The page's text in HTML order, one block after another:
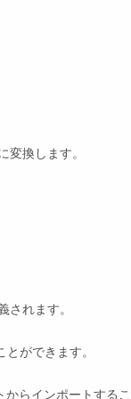
換します。
れます。
ができます。
らインポートする